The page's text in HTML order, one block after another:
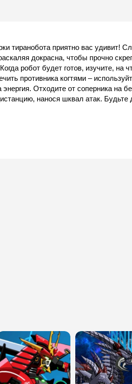
тиранобота приятно вас удивит!
докрасна, чтобы прочно
робот будет готов, изучите, на
противника когтями –
Отходите от соперника на
нанося шквал атак.